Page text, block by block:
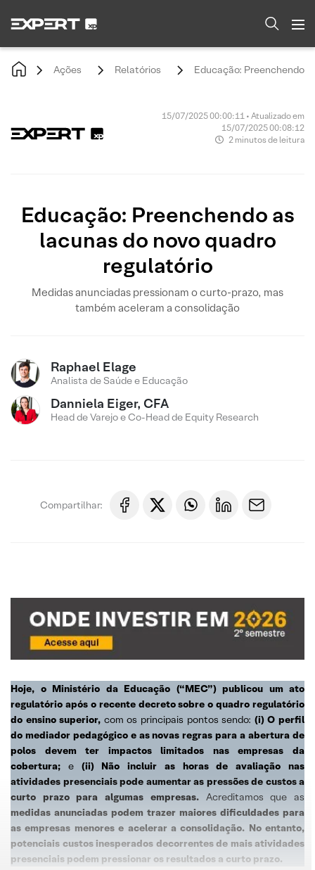
Ações Relatórios Educação: Preenchendo
15/07/2025 00:00:11 • Atualizado em
15/07/2025 00:08:12
2 minutos de leitura
Educação: Preenchendo as
lacunas do novo quadro
regulatório
Medidas anunciadas pressionam o curto-prazo, mas
também aceleram a consolidação
Raphael Elage
Analista de Saúde e Educação
Danniela Eiger, CFA
Head de Varejo e Co-Head de Equity Research
Compartilhar:
Hoje, o Ministério da Educação (“MEC”) publicou um ato
regulatório após o recente decreto sobre o quadro regulatório
do ensino superior, com os principais pontos sendo: (i) O perfil
do mediador pedagógico e as novas regras para a abertura de
polos devem ter impactos limitados nas empresas da
cobertura; e (ii) Não incluir as horas de avaliação nas
atividades presenciais pode aumentar as pressões de custos a
curto prazo para algumas empresas. Acreditamos que as
medidas anunciadas podem trazer maiores dificuldades para
as empresas menores e acelerar a consolidação. No entanto,
potenciais custos inesperados decorrentes de mais atividades
presenciais podem pressionar os resultados a curto prazo.